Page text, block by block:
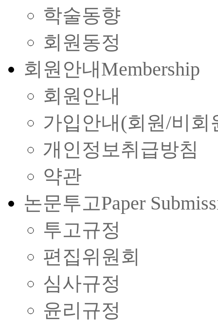
학술동향
회원동정
회원안내Membership
회원안내
가입안내(회원/비회
개인정보취급방침
약관
논문투고Paper
투고규정
편집위원회
심사규정
윤리규정